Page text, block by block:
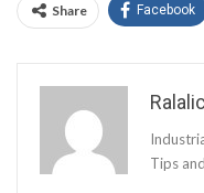
Share Facebook
Tips